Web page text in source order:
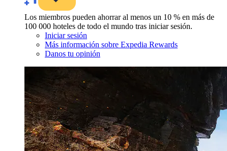
Los miembros pueden ahorrar al menos un 10 % en más de
100 000 hoteles de todo el mundo tras iniciar sesión.
Iniciar sesión
Más información sobre Expedia Rewards
Danos tu opinión